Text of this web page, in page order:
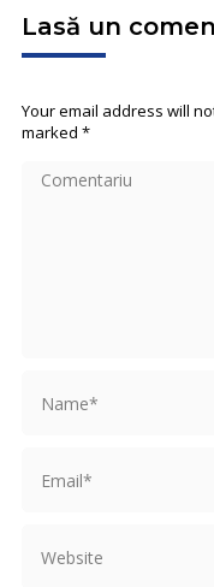
Lasă un
Your email address will
marked *
Comentariu